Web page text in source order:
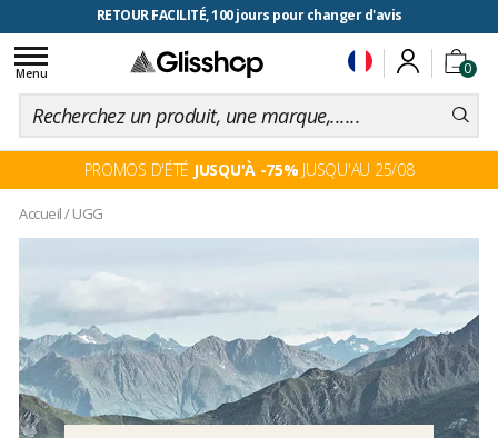
RETOUR FACILITÉ, 100 jours pour changer d'avis
0
Toggle
navigation
Menu
PROMOS D'ÉTÉ JUSQU'À -75% JUSQU'AU 25/08
Accueil/UGG